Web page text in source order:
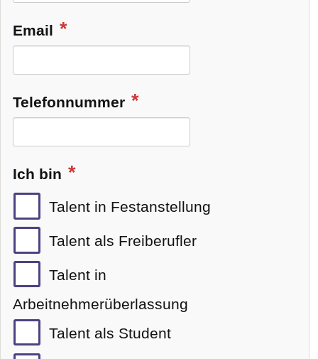
Email
Telefonnummer
Ich bin
Talent in Festanstellung
Talent als Freiberufler
Talent in
Arbeitnehmerüberlassung
Talent als Student